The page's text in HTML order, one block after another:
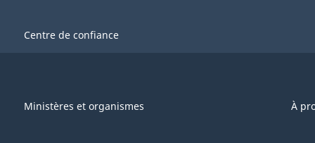
Centre de confiance
Ministères et organismes À